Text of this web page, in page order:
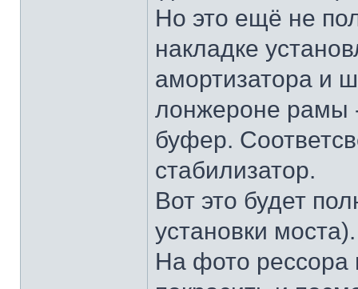
Но это ещё не
накладке
амортизатора и
лонжероне рамы
буфер.
стабилизатор.
Вот это будет
установки моста).
На фото рессора